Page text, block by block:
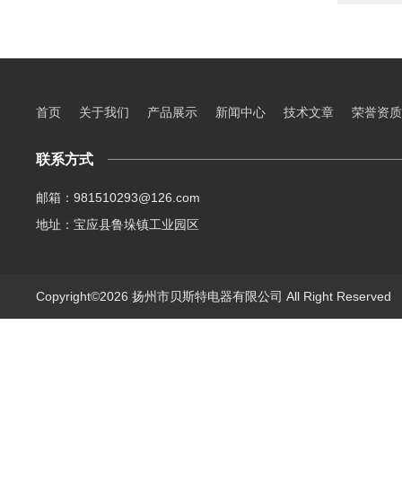
首页 关于我们 产品展示 新闻中心 技术文章 荣誉资质
联系方式
邮箱：981510293@126.com
地址：宝应县鲁垛镇工业园区
Copyright©2026 扬州市贝斯特电器有限公司 All Right